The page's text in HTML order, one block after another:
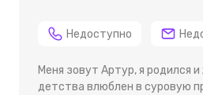
Недоступно
Меня зовут Артур, я родился
детства влюблен в суровую